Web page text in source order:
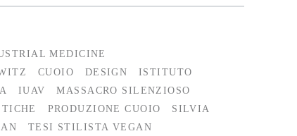
MEDICINE
CUOIO DESIGN
ISTITUTO
IUAV
MASSACRO SILENZIOSO
PRODUZIONE CUOIO
SILVIA
TESI STILISTA VEGAN